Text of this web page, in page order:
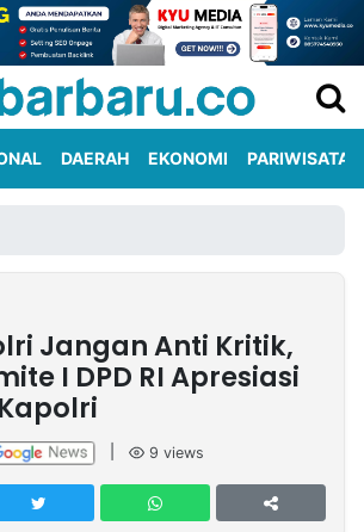
DAERAH EKONOMI PARIWISATA
Jangan Anti Kritik,
I DPD RI Apresiasi
9 views